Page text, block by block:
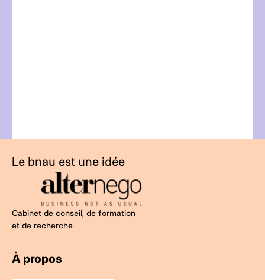
Le bnau est une idée
Cabinet de conseil, de formation
et de recherche
À propos